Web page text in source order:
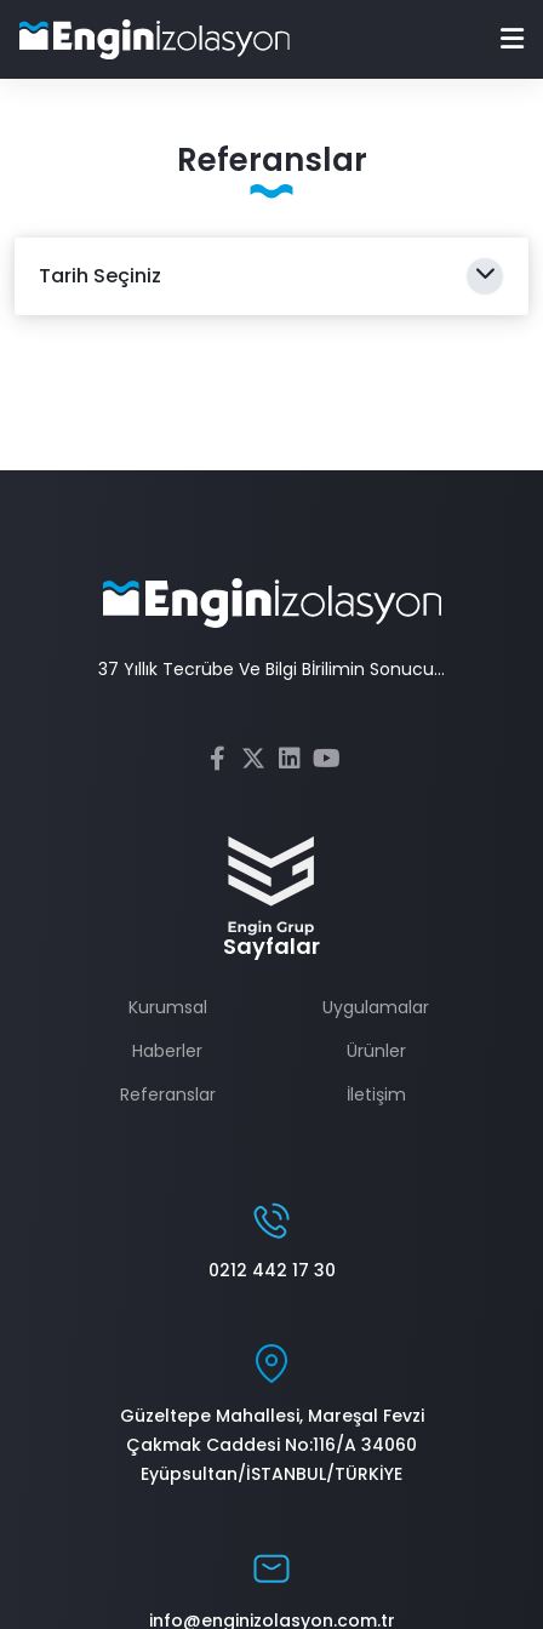
Referanslar
Tarih Seçiniz
37 Yıllık Tecrübe Ve Bilgi Bİrilimin Sonucu...
Sayfalar
Kurumsal
Uygulamalar
Haberler
Ürünler
Referanslar
İletişim
0212 442 17 30
Güzeltepe Mahallesi, Mareşal Fevzi
Çakmak Caddesi No:116/A 34060
Eyüpsultan/İSTANBUL/TÜRKİYE
info@enginizolasyon.com.tr